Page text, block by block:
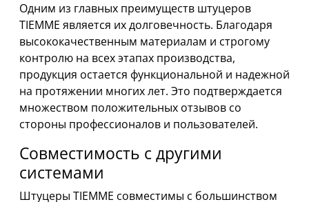
Одним из главных преимуществ штуцеров
TIEMME является их долговечность. Благодаря
высококачественным материалам и строгому
контролю на всех этапах производства,
продукция остается функциональной и надежной
на протяжении многих лет. Это подтверждается
множеством положительных отзывов со
стороны профессионалов и пользователей.
Совместимость с другими
системами
Штуцеры TIEMME совместимы с большинством